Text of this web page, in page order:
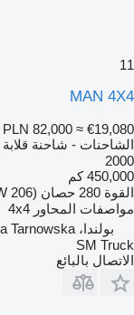
11
MAN 4X4
PLN 82,000 ≈ €19,080
الشاحنات - شاحنة قلابة
2000
450,000 كم
القوة 280 حصان (206 kW)
مواصفات المحاور 4x4
بولندا، Dąbrowa Tarnowska
SM Truck
الاتصال بالبائع